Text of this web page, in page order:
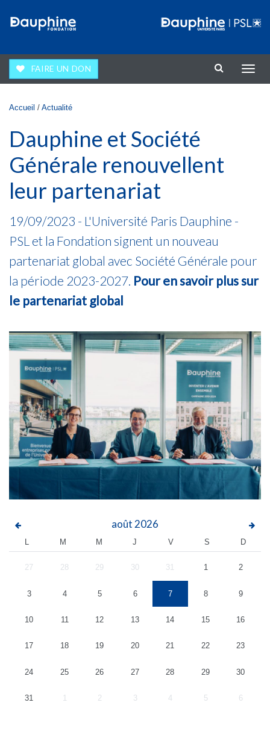
FAIRE UN DON
la
Vous êtes ici
Accueil / Actualité
Dauphine et Société
Générale renouvellent
leur partenariat
19/09/2023 - L'Université Paris Dauphine -
PSL et la Fondation signent un nouveau
partenariat global avec Société Générale pour
la période 2023-2027. Pour en savoir plus sur
le partenariat global
août 2026
L M M J V S D
27 28 29 30 31 1 2
3 4 5 6 7 8 9
10 11 12 13 14 15 16
17 18 19 20 21 22 23
24 25 26 27 28 29 30
31 1 2 3 4 5 6